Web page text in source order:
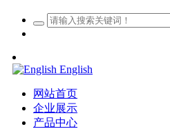
English
网站首页
企业展示
产品中心